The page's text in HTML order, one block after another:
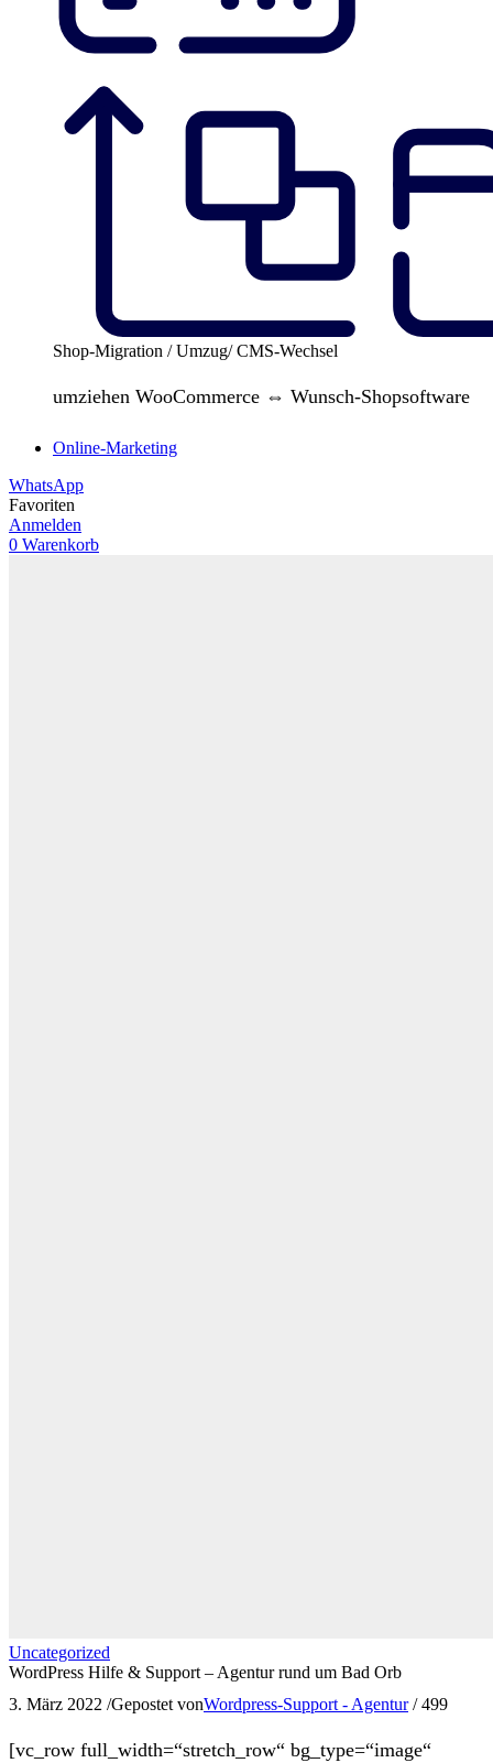
Shop-Migration / Umzug/ CMS-Wechsel
umziehen WooCommerce ⇔ Wunsch-Shopsoftware
Online-Marketing
WhatsApp
Favoriten
Anmelden
0 Warenkorb
Uncategorized
WordPress Hilfe & Support – Agentur rund um Bad Orb
3. März 2022 /Gepostet vonWordpress-Support - Agentur / 499
[vc_row full_width=“stretch_row“ bg_type=“image“